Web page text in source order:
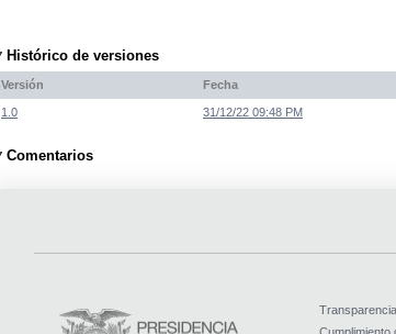
Histórico de versiones
Versión Fecha
1.0 31/12/22 09:48 PM
Comentarios
Transparencia